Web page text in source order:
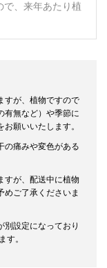
で、来年あたり植
すが、植物ですので
有無など）や季節に
願いいたします。
の痛みや変色がある
すが、配送中に植物
めご了承くださいま
別設定になっており
す。